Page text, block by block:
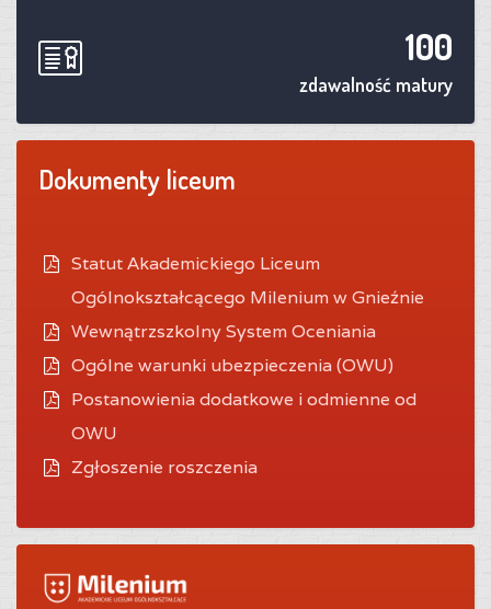
100
zdawalność matury
Dokumenty liceum
Statut Akademickiego Liceum
Ogólnokształcącego Milenium w Gnieźnie
Wewnątrzszkolny System Oceniania
Ogólne warunki ubezpieczenia (OWU)
Postanowienia dodatkowe i odmienne od
OWU
Zgłoszenie roszczenia